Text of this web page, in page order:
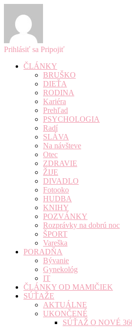
Prihlásiť sa Pripojiť
ČLÁNKY
BRUŠKO
DIEŤA
RODINA
Kariéra
Prehľad
PSYCHOLOGIA
Radí
SLÁVA
Na návšteve
Otec
ZDRAVIE
ŽIJE
DIVADLO
Fotooko
HUDBA
KNIHY
POZVÁNKY
Rozprávky na dobrú noc
ŠPORT
Vareška
PORADŇA
Bývanie
Gynekológ
IT
ČLÁNKY OD MAMIČIEK
SÚŤAŽE
AKTUÁLNE
UKONČENÉ
SÚŤAŽ O NOVÉ